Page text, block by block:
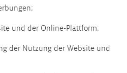
und der Online-Plattform;
der Nutzung der Website und